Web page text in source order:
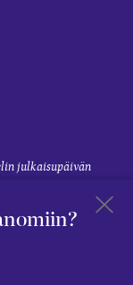
julkaisupäivän